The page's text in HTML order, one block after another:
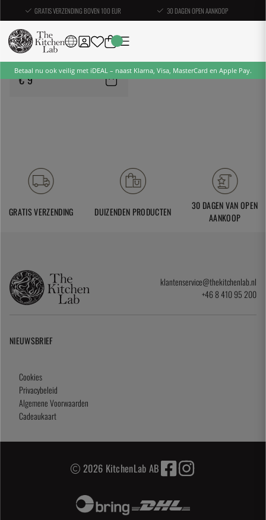
GRATIS VERZENDING BOVEN 100 EUR 30 DAGEN OPEN AANKOOP
Betaal nu ook veilig met iDEAL – naast Klarna, Visa, MasterCard en Apple Pay.
BARKONSULT
Speed Shaker, gepolijst, 450
ml - Barkonsult
€ 9
GRATIS VERZENDING DUIZENDEN PRODUCTEN
30 DAGEN VAN OPEN
AANKOOP
klantenservice@thekitchenlab.nl
+46 8 410 95 200
NIEUWSBRIEF
Cookies
Privacybeleid
Algemene Voorwaarden
Cadeaukaart
2026 KitchenLab AB